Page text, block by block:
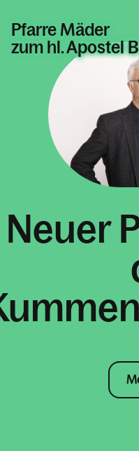
Pfarre Mäder
zum hl. Apostel
Informationen
Kalender
Neuer